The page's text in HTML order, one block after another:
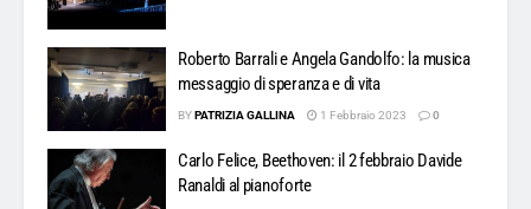
Roberto Barrali e Angela Gandolfo: la musica
messaggio di speranza e di vita
BYPATRIZIA GALLINA 1 Febbraio 2023 0
Carlo Felice, Beethoven: il 2 febbraio Davide
Ranaldi al pianoforte